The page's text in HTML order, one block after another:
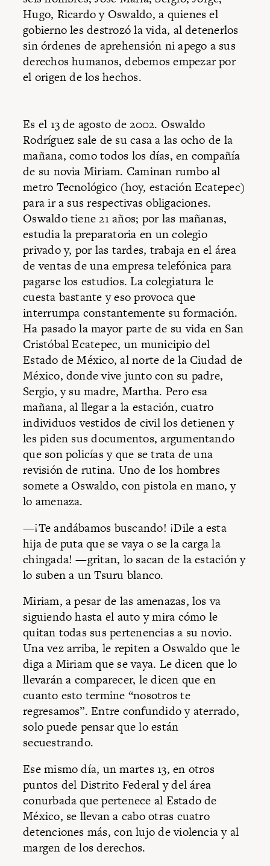
Hugo, Ricardo y Oswaldo, a quienes el
gobierno les destrozó la vida, al detenerlos
sin órdenes de aprehensión ni apego a sus
derechos humanos, debemos empezar por
el origen de los hechos.
Es el 13 de agosto de 2002. Oswaldo
Rodríguez sale de su casa a las ocho de la
mañana, como todos los días, en compañía
de su novia Miriam. Caminan rumbo al
metro Tecnológico (hoy, estación Ecatepec)
para ir a sus respectivas obligaciones.
Oswaldo tiene 21 años; por las mañanas,
estudia la preparatoria en un colegio
privado y, por las tardes, trabaja en el área
de ventas de una empresa telefónica para
pagarse los estudios. La colegiatura le
cuesta bastante y eso provoca que
interrumpa constantemente su formación.
Ha pasado la mayor parte de su vida en San
Cristóbal Ecatepec, un municipio del
Estado de México, al norte de la Ciudad de
México, donde vive junto con su padre,
Sergio, y su madre, Martha. Pero esa
mañana, al llegar a la estación, cuatro
individuos vestidos de civil los detienen y
les piden sus documentos, argumentando
que son policías y que se trata de una
revisión de rutina. Uno de los hombres
somete a Oswaldo, con pistola en mano, y
lo amenaza.
—¡Te andábamos buscando! ¡Dile a esta
hija de puta que se vaya o se la carga la
chingada! —gritan, lo sacan de la estación y
lo suben a un Tsuru blanco.
Miriam, a pesar de las amenazas, los va
siguiendo hasta el auto y mira cómo le
quitan todas sus pertenencias a su novio.
Una vez arriba, le repiten a Oswaldo que le
diga a Miriam que se vaya. Le dicen que lo
llevarán a comparecer, le dicen que en
cuanto esto termine “nosotros te
regresamos”. Entre confundido y aterrado,
solo puede pensar que lo están
secuestrando.
Ese mismo día, un martes 13, en otros
puntos del Distrito Federal y del área
conurbada que pertenece al Estado de
México, se llevan a cabo otras cuatro
detenciones más, con lujo de violencia y al
margen de los derechos.